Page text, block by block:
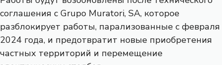
соглашения с Grupo Muratori, SA, которое
разблокирует работы, парализованные с февраля
2024 года, и предотвратит новые приобретения
частных территорий и перемещение